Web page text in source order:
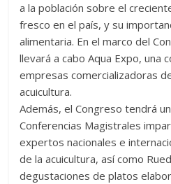
a la población sobre el
fresco en el país, y su
alimentaria. En el marco del
llevará a cabo Aqua Expo, una
empresas comercializadoras
acuicultura.
Además, el Congreso tendrá
Conferencias Magistrales
expertos nacionales e
de la acuicultura, así como
degustaciones de platos